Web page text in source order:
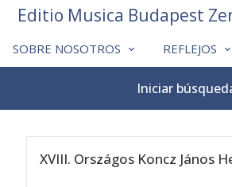
SOBRE NOSOTROS REFLEJOS
Editio Musica Budapest
Iniciar
XVIII. Országos Koncz János